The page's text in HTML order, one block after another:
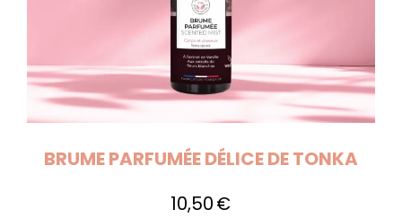
BRUME PARFUMÉE DÉLICE DE TONKA
10,50€